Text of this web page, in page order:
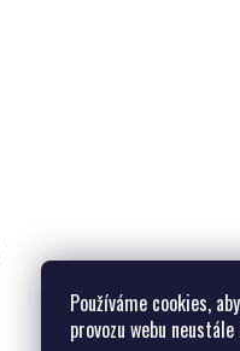
Používáme cookies,
provozu webu